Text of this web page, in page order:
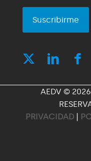
Suscribirme
AEDV ©
PRIVACIDAD |